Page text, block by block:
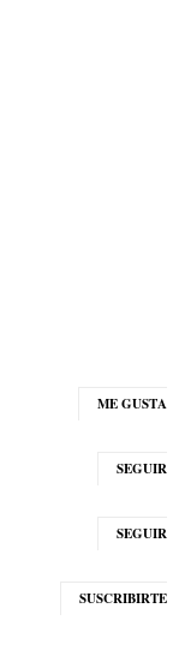
ME GUSTA
SEGUIR
SEGUIR
SUSCRIBIRTE